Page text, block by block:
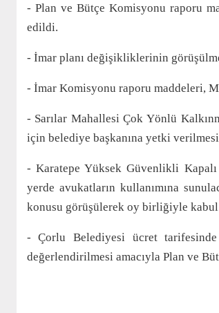
- Plan ve Bütçe Komisyonu raporu
edildi.
- İmar planı değişikliklerinin
- İmar Komisyonu raporu maddeleri,
- Sarılar Mahallesi Çok Yönlü
için belediye başkanına yetki
- Karatepe Yüksek Güvenlikli
yerde avukatların kullanımına
konusu görüşülerek oy birliğiyle
- Çorlu Belediyesi ücret
değerlendirilmesi amacıyla Plan ve